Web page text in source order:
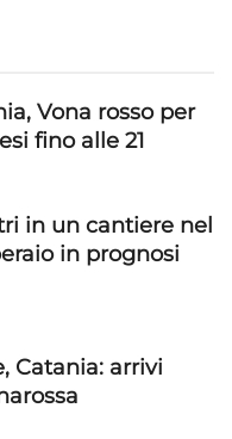
Vona rosso per
fino alle 21
in un cantiere nel
in prognosi
Catania: arrivi